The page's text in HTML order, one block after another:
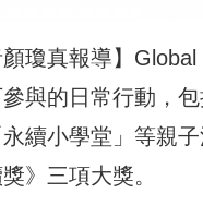
顏瓊真報導】
與的日常行動，
續小學堂」等親
》三項大獎。